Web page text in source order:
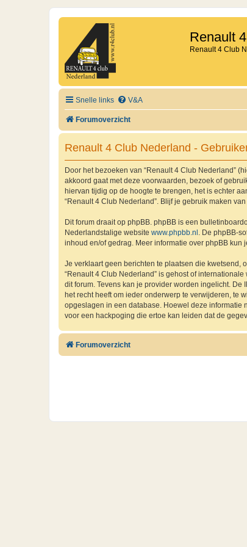
Renault
Renault 4 Club
Snelle links V&A
Forumoverzicht
Renault 4 Club Nederland -
Door het bezoeken van “Renault 4 Club Nederland”
akkoord gaat met deze voorwaarden, bezoek of
hiervan tijdig op de hoogte te brengen, het is echter
“Renault 4 Club Nederland”. Blijf je gebruik maken
Dit forum draait op phpBB. phpBB is een
Nederlandstalige website www.phpbb.nl . De phpBB-
inhoud en/of gedrag. Meer informatie over phpBB kun
Je verklaart geen berichten te plaatsen die kwetsend,
“Renault 4 Club Nederland” is gehost of
dit forum. Tevens kan je provider worden ingelicht.
het recht heeft om ieder onderwerp te verwijderen, te
opgeslagen in een database. Hoewel deze informatie
voor een hackpoging die ertoe kan leiden dat de
Forumoverzicht